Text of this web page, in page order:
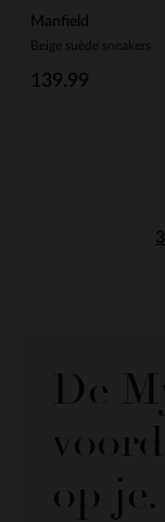
Manfield
Beige suède sneakers
139.99
De
op je.